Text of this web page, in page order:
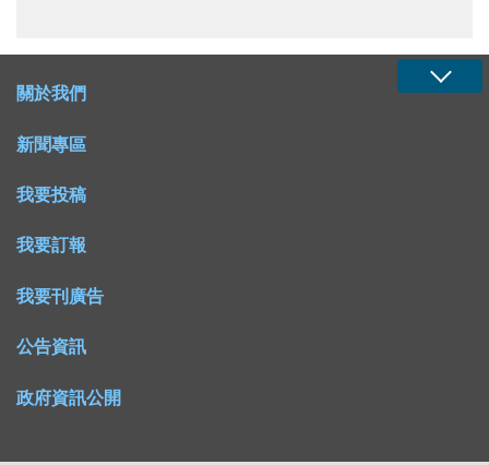
關於我們
新聞專區
我要投稿
我要訂報
我要刊廣告
公告資訊
政府資訊公開